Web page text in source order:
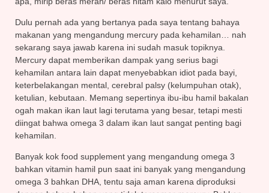
Dulu pernah ada yang bertanya pada saya tentang bahaya
makanan yang mengandung mercury pada kehamilan… nah
sekarang saya jawab karena ini sudah masuk topiknya.
Mercury dapat memberikan dampak yang serius bagi
kehamilan antara lain dapat menyebabkan idiot pada bayi,
keterbelakangan mental, cerebral palsy (kelumpuhan otak),
ketulian, kebutaan. Memang sepertinya ibu-ibu hamil bakalan
ogah makan ikan laut lagi terutama yang besar, tetapi mesti
diingat bahwa omega 3 dalam ikan laut sangat penting bagi
kehamilan.
Banyak kok food supplement yang mengandung omega 3
bahkan vitamin hamil pun saat ini banyak yang mengandung
omega 3 bahkan DHA, tentu saja aman karena diproduksi